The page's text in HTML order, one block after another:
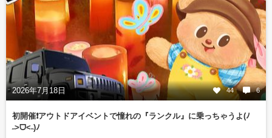
2026年7月18日 44 6
初開催❗️アウトドアイベントで憧れの『ランクル』に乗っちゃうよ(ﾉ
˶>ᗜ​<˵)ﾉ